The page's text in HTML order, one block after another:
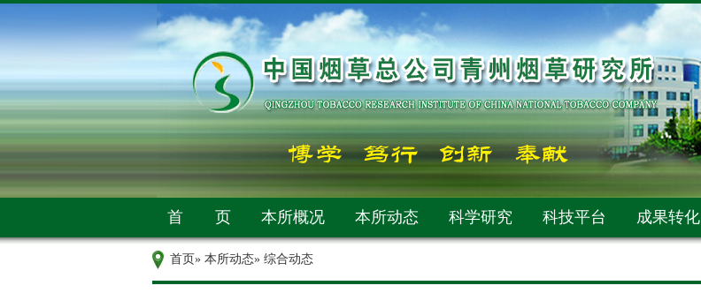
首 页 本所概况 本所动态 科学研究 科技平台 成果转化
首页» 本所动态» 综合动态